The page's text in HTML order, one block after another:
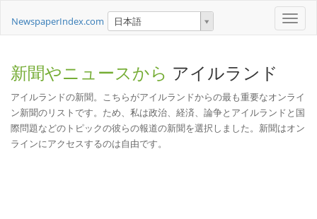
Toggle
NewspaperIndex.com 日本語
新聞やニュースから アイルランド
アイルランドの新聞。こちらがアイルランドからの最も重要なオンライ
ン新聞のリストです。ため、私は政治、経済、論争とアイルランドと国
際問題などのトピックの彼らの報道の新聞を選択しました。新聞はオン
ラインにアクセスするのは自由です。